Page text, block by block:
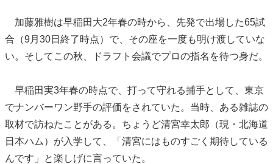
加藤雅樹は早稲田大2年春の時から、先発で出場した65試
合（9月30日終了時点）で、その座を一度も明け渡していな
い。そしてこの秋、ドラフト会議でプロの指名を待つ身だ。
早稲田実3年春の時点で、打って守れる捕手として、東京
でナンバーワン野手の評価をされていた。当時、ある雑誌の
取材で訪ねたことがある。ちょうど清宮幸太郎（現・北海道
日本ハム）が入学して、「清宮にはものすごく期待している
んです」と楽しげに言っていた。